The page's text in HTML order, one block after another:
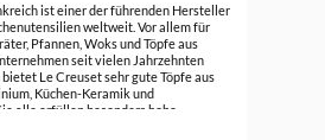
ist einer der führenden Hersteller
weltweit. Vor allem für
Pfannen, Woks und Töpfe aus
seit vielen Jahrzehnten
Le Creuset sehr gute Töpfe aus
Küchen-Keramik und
alle erfüllen besonders hohe